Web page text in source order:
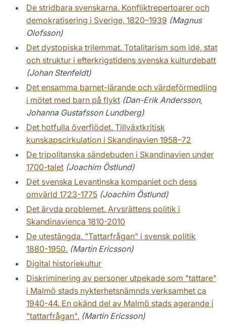
De stridbara svenskarna. Konfliktrepertoarer och
demokratisering i Sverige, 1820–1939 (Magnus
Olofsson)
Det dystopiska trilemmat. Totalitarism som idé, stat
och struktur i efterkrigstidens svenska kulturdebatt
(Johan Stenfeldt)
Det ensamma barnet-lärande och värdeförmedling
i mötet med barn på flykt (Dan-Erik Andersson,
Johanna Gustafsson Lundberg)
Det hotfulla överflödet. Tillväxtkritisk
kunskapscirkulation i Skandinavien 1958–72
De tripolitanska sändebuden i Skandinavien under
1700-talet (Joachim Östlund)
Det svenska Levantinska kompaniet och dess
omvärld 1723-1775 (Joachim Östlund)
Det ärvda problemet. Arvsrättens politik i
Skandinavienca 1810-2010
De utestängda. "Tattarfrågan" i svensk politik
1880-1950. (Martin Ericsson)
Digital historiekultur
Diskriminering av personer utpekade som "tattare"
i Malmö stads nykterhetsnämnds verksamhet ca
1940-44. En okänd del av Malmö stads agerande i
"tattarfrågan". (Martin Ericsson)